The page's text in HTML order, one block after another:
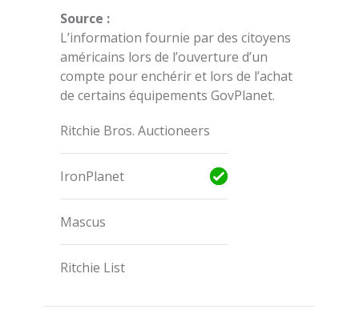
Source :
L’information fournie par des citoyens
américains lors de l’ouverture d’un
compte pour enchérir et lors de l’achat
de certains équipements GovPlanet.
Ritchie Bros. Auctioneers
IronPlanet
Mascus
Ritchie List